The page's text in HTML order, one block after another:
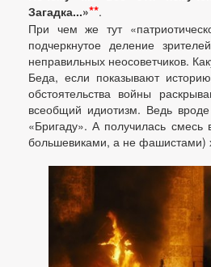
Загадка...»**.
При чем же тут
подчеркнутое деление
неправильных неосоветчиков.
Беда, если показывают
обстоятельства войны
всеобщий идиотизм. Ведь
«Бригаду». А получилась смесь
большевиками, а не фашистами)